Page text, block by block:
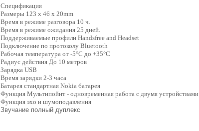
Спецификация
Размеры 123 x 46 x 20mm
Время в режиме разговора 10 ч.
Время в режиме ожидания 25 дней.
Поддерживаемые профили Handsfree and Headset
Подключение по протоколу Bluetooth
Рабочая температура от -5°C до +35°C
Радиус действия До 10 метров
Зарядка USB
Время зарядки 2-3 часа
Батарея стандартная Nokia батарея
Функция Мультипойнт - одновременная работа с двумя устройствами
Функция эхо и шумоподавления
Звучание полный дуплекс